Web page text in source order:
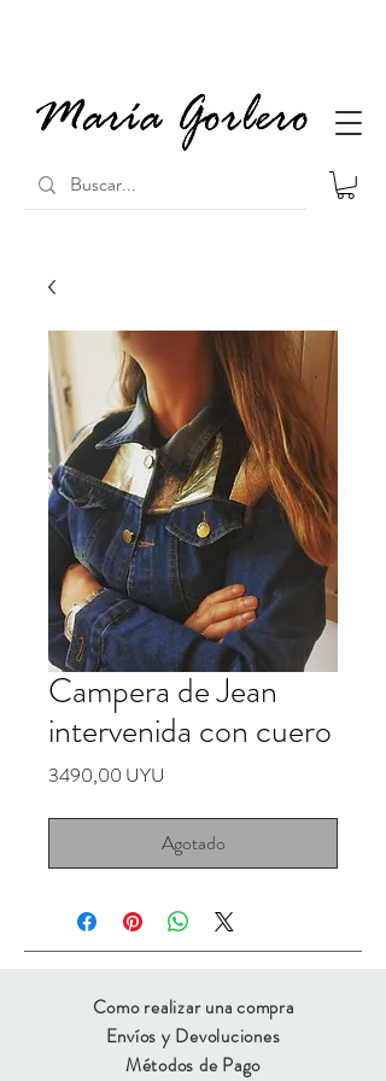
Campera de Jean
intervenida con cuero
3490,00 UYU
Agotado
Como realizar una compra
Envíos y Devoluciones
Métodos de Pago